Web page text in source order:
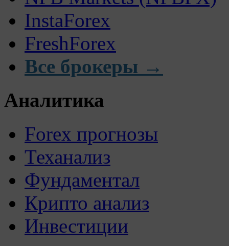
InstaForex
FreshForex
Все брокеры →
Аналитика
Forex прогнозы
Теханализ
Фундаментал
Крипто анализ
Инвестиции